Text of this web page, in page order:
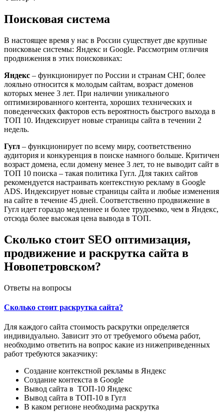
Поисковая система
В настоящее время у нас в России существует две крупные
поисковые системы: Яндекс и Google. Рассмотрим отличия
продвижения в этих поисковиках:
Яндекс – функционирует по России и странам СНГ, более
лояльно относится к молодым сайтам, возраст доменов
которых менее 3 лет. При наличии уникального
оптимизированного контента, хороших технических и
поведенческих факторов есть вероятность быстрого выхода в
ТОП 10. Индексирует новые страницы сайта в течении 2
недель.
Гугл – функционирует по всему миру, соответственно
аудитория и конкуренция в поиске намного больше. Критичен
возраст домена, если домену менее 3 лет, то не выводит сайт в
ТОП 10 поиска – такая политика Гугл. Для таких сайтов
рекомендуется настраивать контекстную рекламу в Google
ADS. Индексирует новые страницы сайта и любые изменения
на сайте в течение 45 дней. Соответственно продвижение в
Гугл идет гораздо медленнее и более трудоемко, чем в Яндекс,
отсюда более высокая цена вывода в ТОП.
Сколько стоит SEO оптимизация,
продвижение и раскрутка сайта в
Новопетровском?
Ответы на вопросы
Сколько стоит раскрутка сайта?
Для каждого сайта стоимость раскрутки определяется
индивидуально. Зависит это от требуемого объема работ,
необходимо ответить на вопрос какие из нижеприведенных
работ требуются заказчику:
Создание контекстной рекламы в Яндекс
Создание контекста в Google
Вывод сайта в ТОП-10 Яндекс
Вывод сайта в ТОП-10 в Гугл
В каком регионе необходима раскрутка